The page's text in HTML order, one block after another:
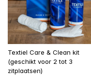
Textiel Care & Clean kit
(geschikt voor 2 tot 3
zitplaatsen)